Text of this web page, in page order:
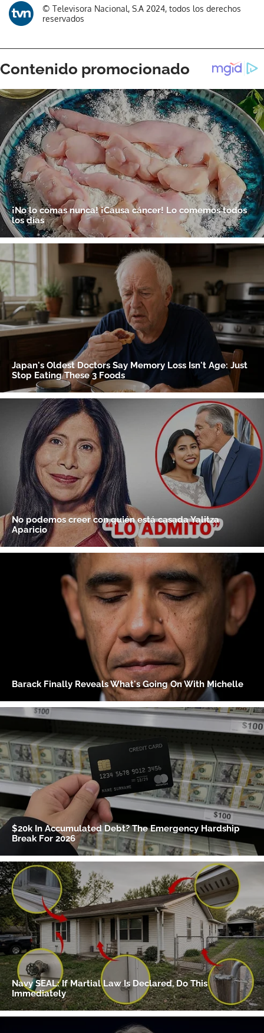
© Televisora Nacional, S.A 2024, todos los derechos
reservados